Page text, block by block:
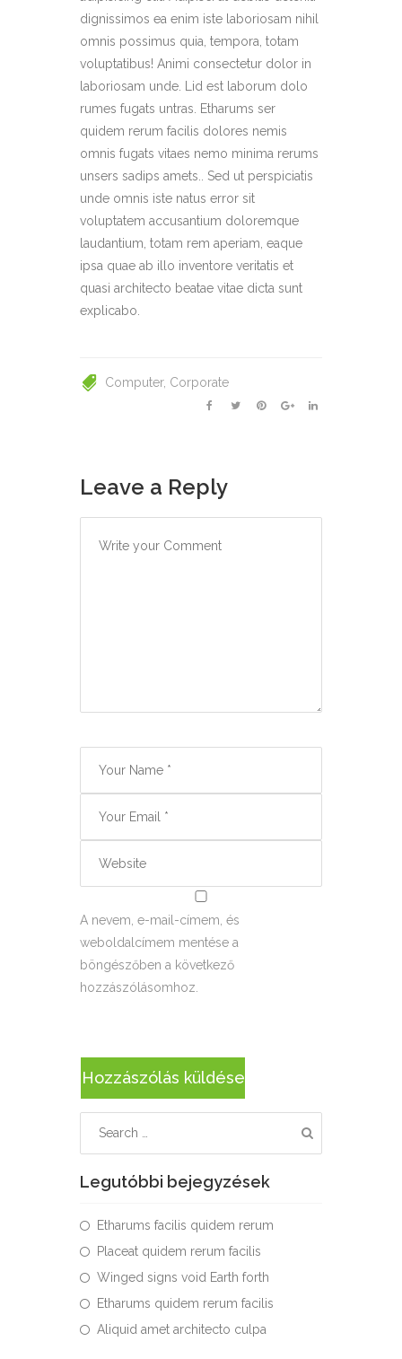
dignissimos ea enim iste laboriosam nihil
omnis possimus quia, tempora, totam
voluptatibus! Animi consectetur dolor in
laboriosam unde. Lid est laborum dolo
rumes fugats untras. Etharums ser
quidem rerum facilis dolores nemis
omnis fugats vitaes nemo minima rerums
unsers sadips amets.. Sed ut perspiciatis
unde omnis iste natus error sit
voluptatem accusantium doloremque
laudantium, totam rem aperiam, eaque
ipsa quae ab illo inventore veritatis et
quasi architecto beatae vitae dicta sunt
explicabo.
Computer Corporate
Leave a Reply
A nevem, e-mail-címem, és
weboldalcímem mentése a
böngészőben a következő
hozzászólásomhoz.
Legutóbbi bejegyzések
Etharums facilis quidem rerum
Placeat quidem rerum facilis
Winged signs void Earth forth
Etharums quidem rerum facilis
Aliquid amet architecto culpa